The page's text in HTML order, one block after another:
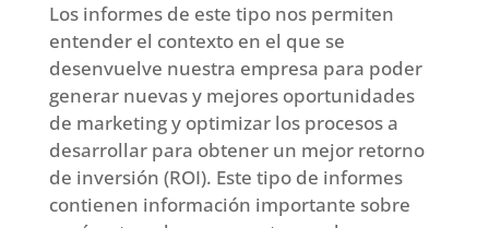
Los informes de este tipo nos permiten
entender el contexto en el que se
desenvuelve nuestra empresa para poder
generar nuevas y mejores oportunidades
de marketing y optimizar los procesos a
desarrollar para obtener un mejor retorno
de inversión (ROI). Este tipo de informes
contienen información importante sobre